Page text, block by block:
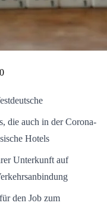
die auch in der Corona-
Hotels
Unterkunft auf
den Job zum